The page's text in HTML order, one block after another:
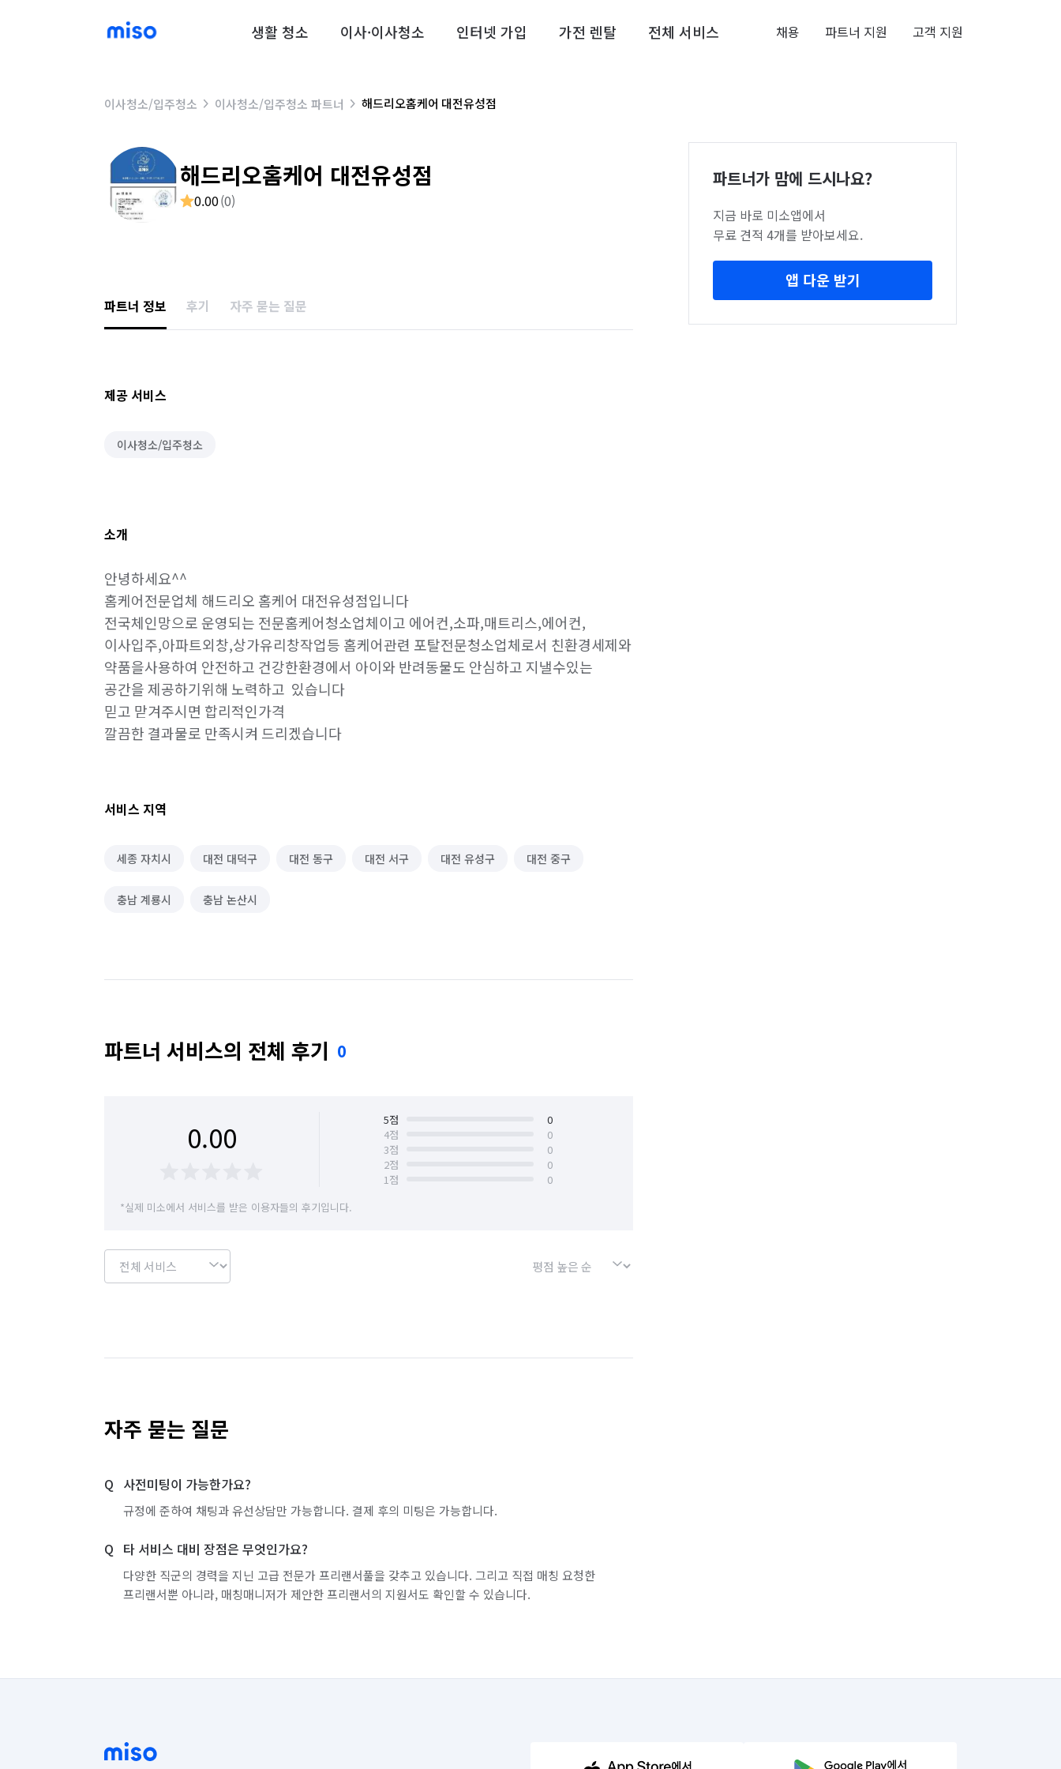
생활 청소 이사·이사청소 인터넷 가입 가전 렌탈 전체 서비스 채용 파트너 지원 고객 지원
이사청소/입주청소 이사청소/입주청소 파트너 해드리오홈케어 대전유성점
해드리오홈케어 대전유성점
0.00(0)
파트너 정보 후기 자주 묻는 질문
제공 서비스
이사청소/입주청소
소개
안녕하세요^^
홈케어전문업체 해드리오 홈케어 대전유성점입니다
전국체인망으로 운영되는 전문홈케어청소업체이고 에어컨,소파,매트리스,에어컨,
이사입주,아파트외창,상가유리창작업등 홈케어관련 포탈전문청소업체로서 친환경세제와
약품을사용하여 안전하고 건강한환경에서 아이와 반려동물도 안심하고 지낼수있는
공간을 제공하기위해 노력하고  있습니다
믿고 맏겨주시면 합리적인가격
깔끔한 결과물로 만족시켜 드리겠습니다
서비스 지역
세종 자치시 대전 대덕구 대전 동구 대전 서구 대전 유성구 대전 중구
충남 계룡시 충남 논산시
파트너 서비스의 전체 후기 0
0.00 5점
0
4점
0
3점
0
2점
0
1점
0
*실제 미소에서 서비스를 받은 이용자들의 후기입니다.
자주 묻는 질문
사전미팅이 가능한가요?
규정에 준하여 채팅과 유선상담만 가능합니다. 결제 후의 미팅은 가능합니다.
타 서비스 대비 장점은 무엇인가요?
다양한 직군의 경력을 지닌 고급 전문가 프리랜서풀을 갖추고 있습니다. 그리고 직접 매칭 요청한
프리랜서뿐 아니라, 매칭매니저가 제안한 프리랜서의 지원서도 확인할 수 있습니다.
파트너가 맘에 드시나요?
지금 바로 미소앱에서
무료 견적 4개를 받아보세요.
앱 다운 받기